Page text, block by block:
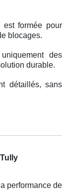
est formée pour
blocages.
des
durable.
détaillés, sans
performance de